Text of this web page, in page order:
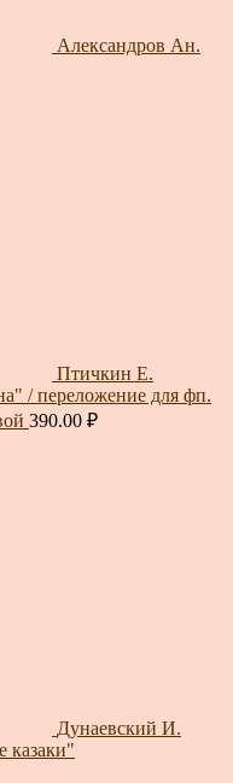
Александров Ан.
Птичкин Е.
/ переложение для фп.
390.00 ₽
Дунаевский И.